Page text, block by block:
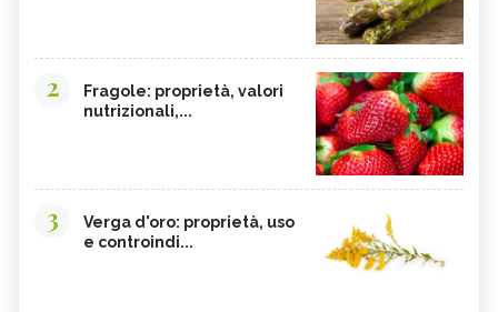
2
Fragole: proprietà, valori
nutrizionali,...
3
Verga d'oro: proprietà, uso
e controindi...